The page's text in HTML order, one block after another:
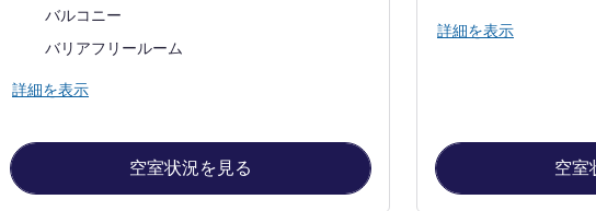
ほとんどの宿泊施設:
バルコニー
バリアフリールーム
詳細を表示
空室状況を見る
詳細を表示
空室